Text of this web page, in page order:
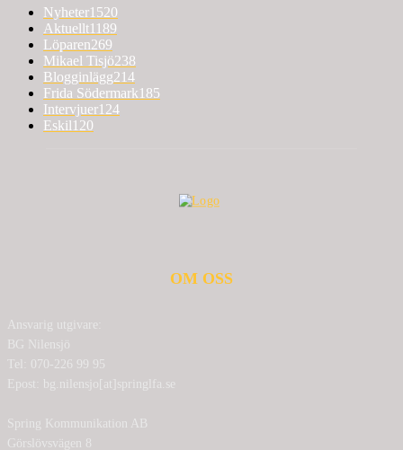
Nyheter1520
Aktuellt1189
Löparen269
Mikael Tisjö238
Blogginlägg214
Frida Södermark185
Intervjuer124
Eskil120
OM OSS
Ansvarig utgivare:
BG Nilensjö
Tel: 070-226 99 95
Epost: bg.nilensjo[at]springlfa.se
Spring Kommunikation AB
Görslövsvägen 8